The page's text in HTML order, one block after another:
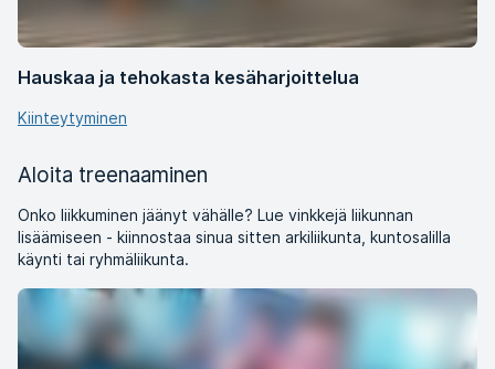
Hauskaa ja tehokasta kesäharjoittelua
Kiinteytyminen
Aloita treenaaminen
Onko liikkuminen jäänyt vähälle? Lue vinkkejä liikunnan
lisäämiseen - kiinnostaa sinua sitten arkiliikunta, kuntosalilla
käynti tai ryhmäliikunta.